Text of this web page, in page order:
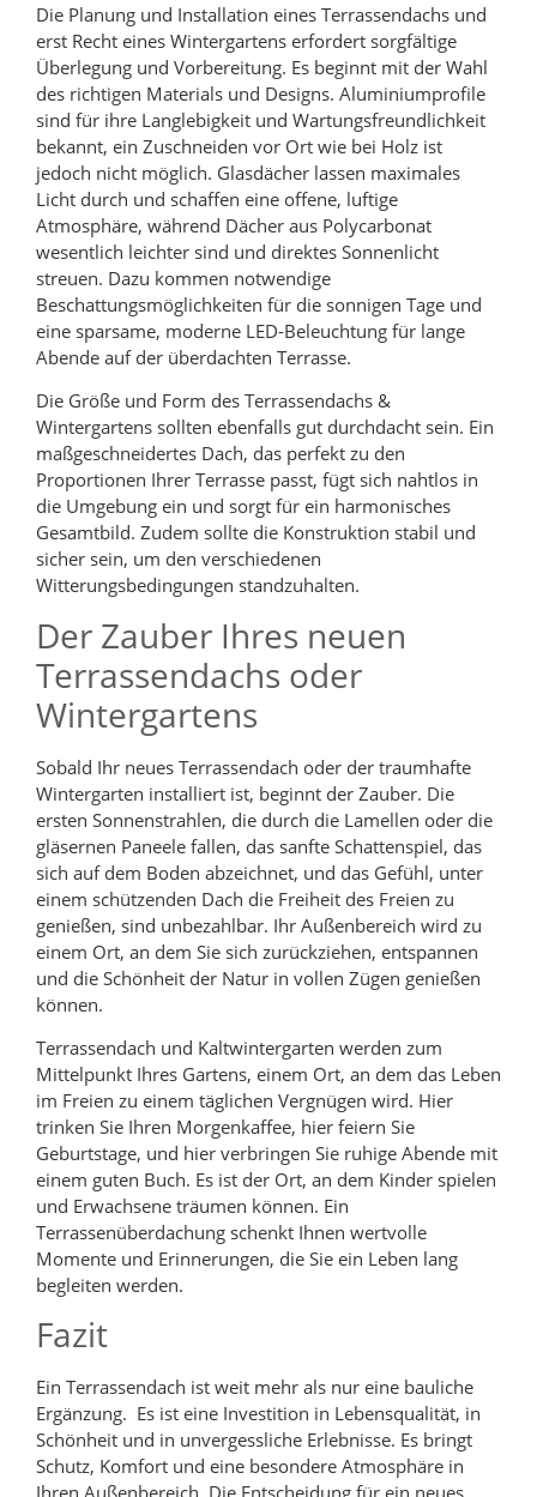
Die Planung und Installation eines Terrassendachs und
erst Recht eines Wintergartens erfordert sorgfältige
Überlegung und Vorbereitung. Es beginnt mit der Wahl
des richtigen Materials und Designs. Aluminiumprofile
sind für ihre Langlebigkeit und Wartungsfreundlichkeit
bekannt, ein Zuschneiden vor Ort wie bei Holz ist
jedoch nicht möglich. Glasdächer lassen maximales
Licht durch und schaffen eine offene, luftige
Atmosphäre, während Dächer aus Polycarbonat
wesentlich leichter sind und direktes Sonnenlicht
streuen. Dazu kommen notwendige
Beschattungsmöglichkeiten für die sonnigen Tage und
eine sparsame, moderne LED-Beleuchtung für lange
Abende auf der überdachten Terrasse.
Die Größe und Form des Terrassendachs &
Wintergartens sollten ebenfalls gut durchdacht sein. Ein
maßgeschneidertes Dach, das perfekt zu den
Proportionen Ihrer Terrasse passt, fügt sich nahtlos in
die Umgebung ein und sorgt für ein harmonisches
Gesamtbild. Zudem sollte die Konstruktion stabil und
sicher sein, um den verschiedenen
Witterungsbedingungen standzuhalten.
Der Zauber Ihres neuen
Terrassendachs oder
Wintergartens
Sobald Ihr neues Terrassendach oder der traumhafte
Wintergarten installiert ist, beginnt der Zauber. Die
ersten Sonnenstrahlen, die durch die Lamellen oder die
gläsernen Paneele fallen, das sanfte Schattenspiel, das
sich auf dem Boden abzeichnet, und das Gefühl, unter
einem schützenden Dach die Freiheit des Freien zu
genießen, sind unbezahlbar. Ihr Außenbereich wird zu
einem Ort, an dem Sie sich zurückziehen, entspannen
und die Schönheit der Natur in vollen Zügen genießen
können.
Terrassendach und Kaltwintergarten werden zum
Mittelpunkt Ihres Gartens, einem Ort, an dem das Leben
im Freien zu einem täglichen Vergnügen wird. Hier
trinken Sie Ihren Morgenkaffee, hier feiern Sie
Geburtstage, und hier verbringen Sie ruhige Abende mit
einem guten Buch. Es ist der Ort, an dem Kinder spielen
und Erwachsene träumen können. Ein
Terrassenüberdachung schenkt Ihnen wertvolle
Momente und Erinnerungen, die Sie ein Leben lang
begleiten werden.
Fazit
Ein Terrassendach ist weit mehr als nur eine bauliche
Ergänzung. Es ist eine Investition in Lebensqualität, in
Schönheit und in unvergessliche Erlebnisse. Es bringt
Schutz, Komfort und eine besondere Atmosphäre in